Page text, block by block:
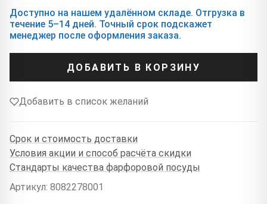
Доступно на нашем удалённом складе. Отгрузка в
течение 5–14 дней. Точный срок подскажет
менеджер после оформления заказа.
ДОБАВИТЬ В КОРЗИНУ
Добавить в список желаний
Срок и стоимость доставки
Условия акции и способ расчёта скидки
Стандарты качества фарфоровой посуды
Артикул: 8082278001